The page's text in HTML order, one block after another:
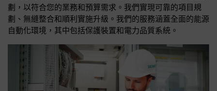
劃，以符合您的業務和預算需求。我們實現可靠的項目規
劃、無縫整合和順利實施升級。我們的服務涵蓋全面的能源
自動化環境，其中包括保護裝置和電力品質系統。